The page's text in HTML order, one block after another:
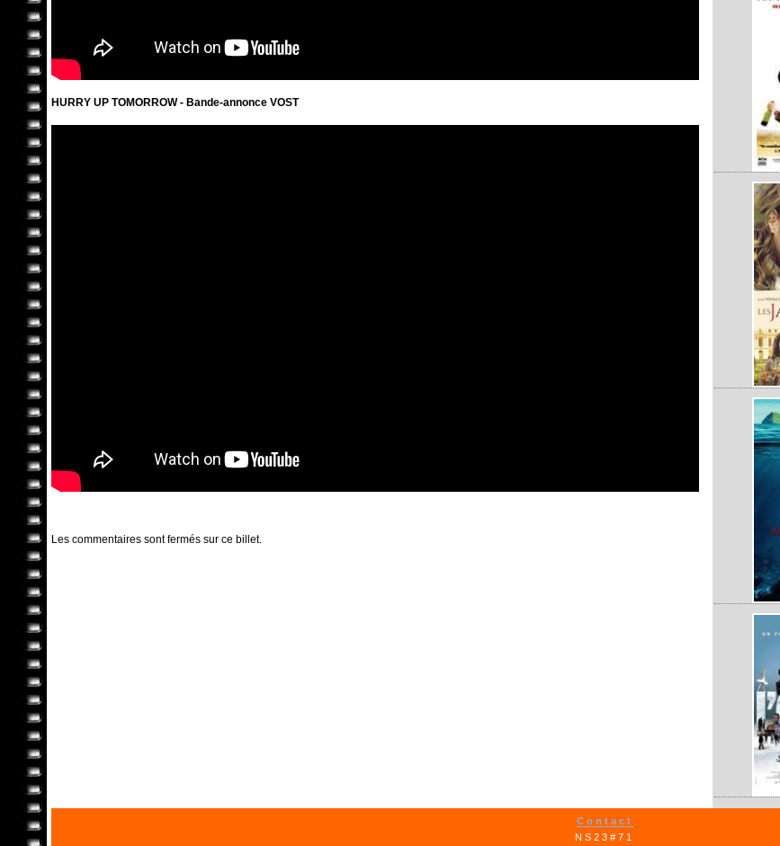
HURRY UP TOMORROW - Bande-annonce VOST
Les commentaires sont fermés sur ce billet.
Contact
NS23#71